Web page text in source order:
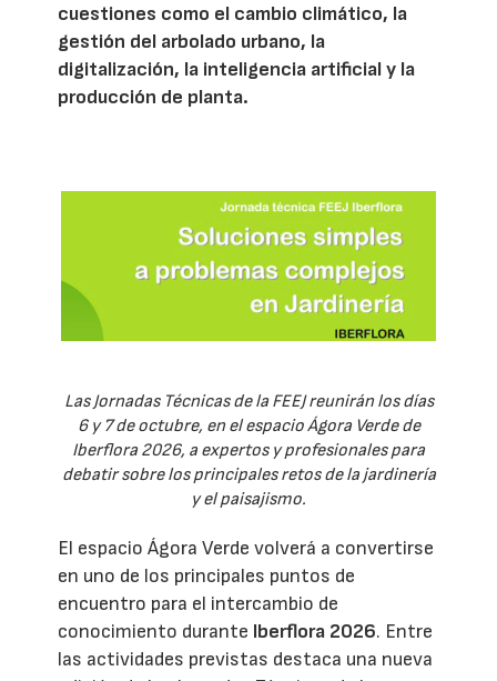
cuestiones como el cambio climático, la
gestión del arbolado urbano, la
digitalización, la inteligencia artificial y la
producción de planta.
Las Jornadas Técnicas de la FEEJ reunirán los días
6 y 7 de octubre, en el espacio Ágora Verde de
Iberflora 2026, a expertos y profesionales para
debatir sobre los principales retos de la jardinería
y el paisajismo.
El espacio Ágora Verde volverá a convertirse
en uno de los principales puntos de
encuentro para el intercambio de
conocimiento durante Iberflora 2026. Entre
las actividades previstas destaca una nueva